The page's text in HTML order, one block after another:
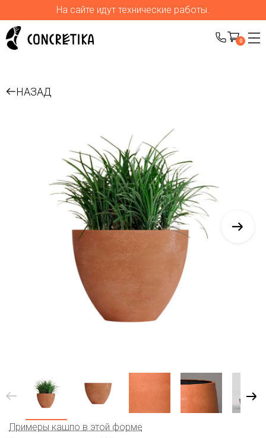
На сайте идут технические работы.
0
НАЗАД
Примеры кашпо в этой форме